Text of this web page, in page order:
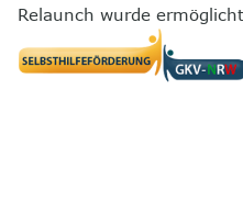
Relaunch wurde